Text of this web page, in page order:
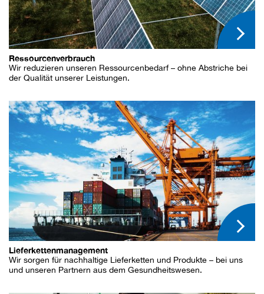
Ressourcenverbrauch
Wir reduzieren unseren Ressourcenbedarf – ohne Abstriche bei
der Qualität unserer Leistungen.
Lieferkettenmanagement
Wir sorgen für nachhaltige Lieferketten und Produkte – bei uns
und unseren Partnern aus dem Gesundheitswesen.